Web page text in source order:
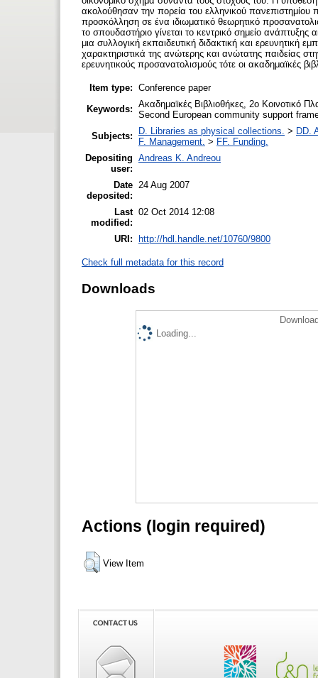
ακολούθησαν την πορεία του ελληνικού πανεπιστημίου
προσκόλληση σε ένα ιδιωματικό θεωρητικό
το σπουδαστήριο γίνεται το κεντρικό σημείο
μια συλλογική εκπαιδευτική διδακτική και ερευνητική
χαρακτηριστικά της ανώτερης και ανώτατης παιδείας
ερευνητικούς προσανατολισμούς τότε οι ακαδημαϊκές
Item type: Conference paper
Keywords: Ακαδημαϊκές Βιβλιοθήκες, 2ο Κοινοτικό
Second European community support
Subjects:
D. Libraries as physical collections. > DD.
F. Management. > FF. Funding.
Depositing
user:
Andreas K. Andreou
Date
deposited:
24 Aug 2007
Last
modified:
02 Oct 2014 12:08
URI: http://hdl.handle.net/10760/9800
Check full metadata for this record
Downloads
Loading...
Actions (login required)
View Item